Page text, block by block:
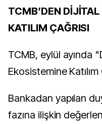
TCMB’DEN
KATILIM ÇAĞRISI
TCMB, eylül ayında
Ekosistemine Katılım
Bankadan yapılan
fazına ilişkin